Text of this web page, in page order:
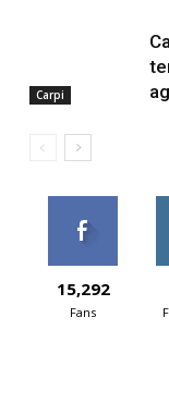
Carpi
15,292
Fans